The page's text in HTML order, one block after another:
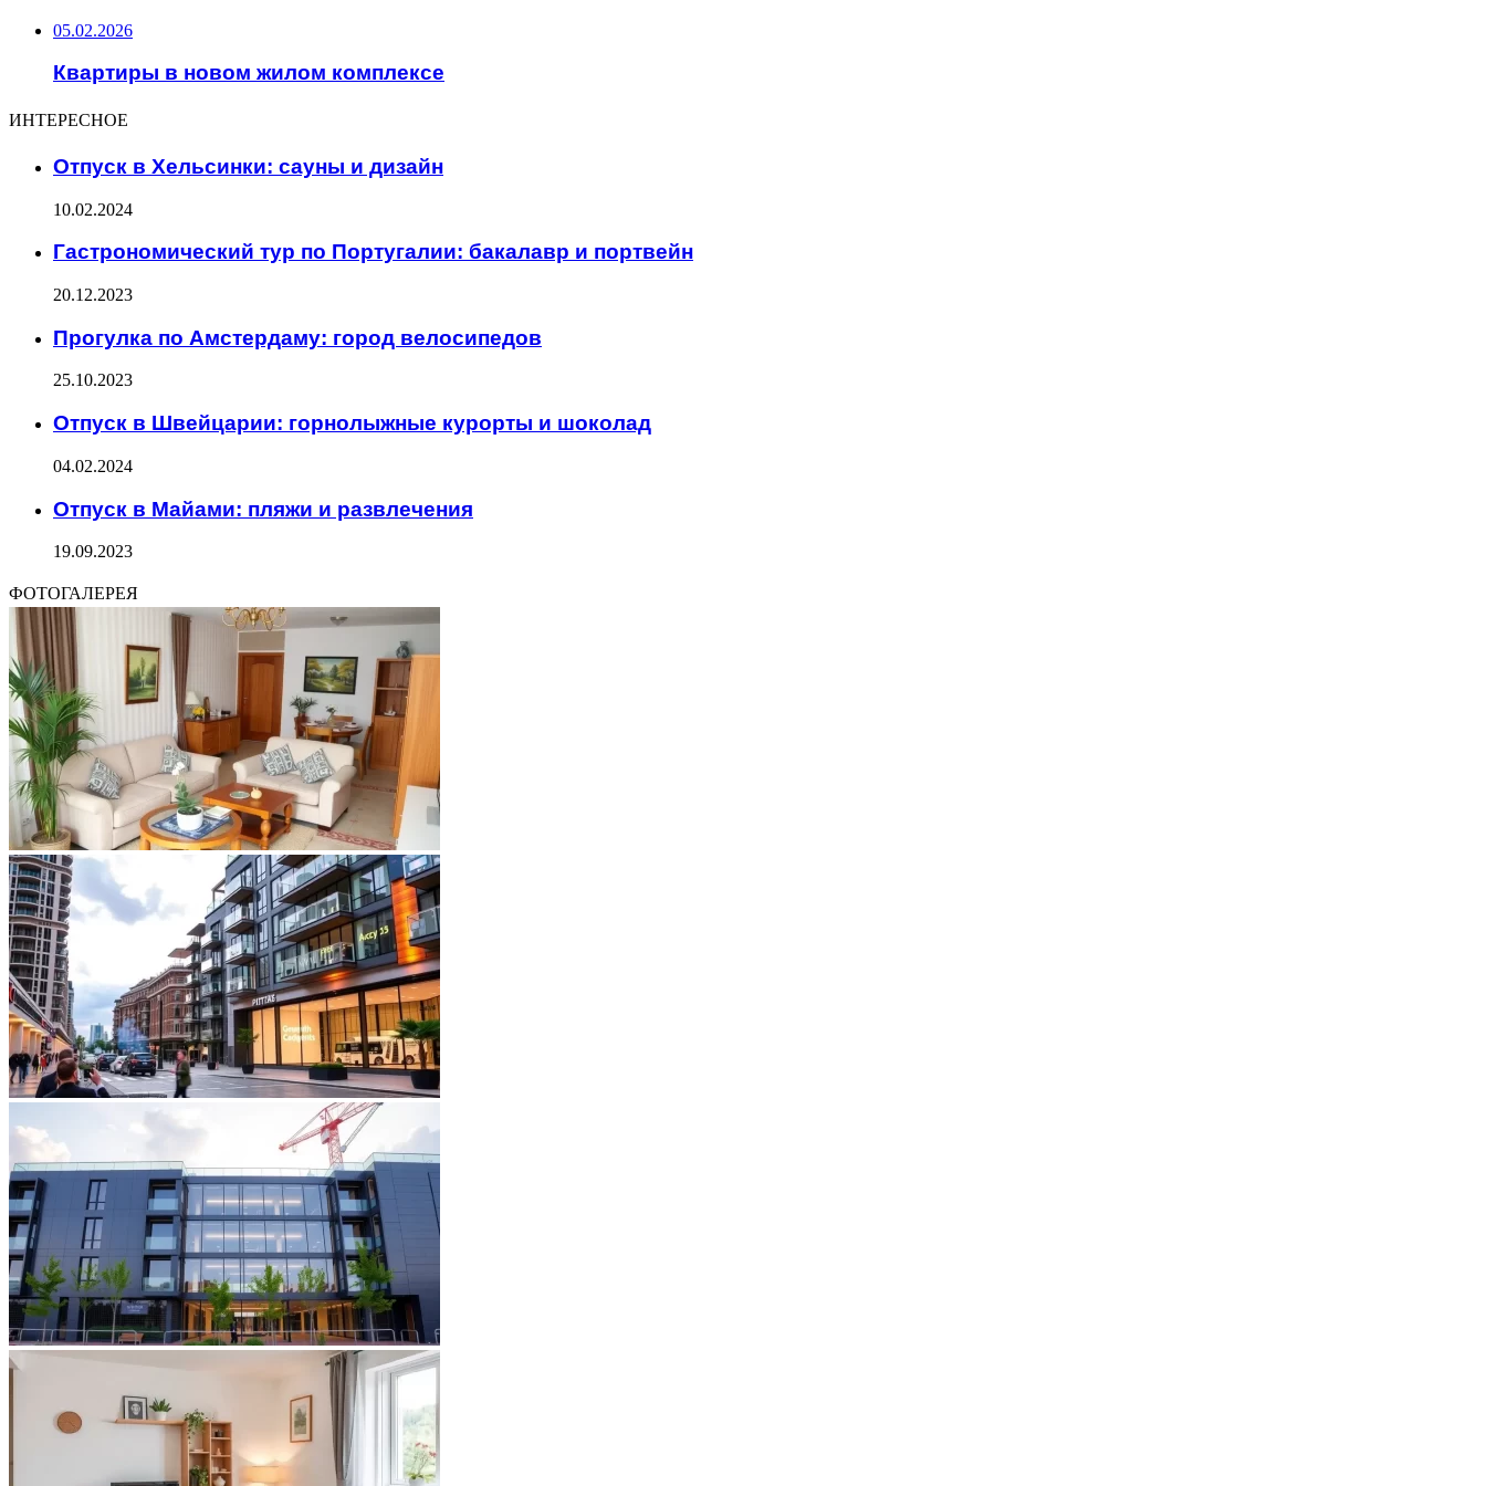
05.02.2026
Квартиры в новом жилом комплексе
ИНТЕРЕСНОЕ
Отпуск в Хельсинки: сауны и дизайн
10.02.2024
Гастрономический тур по Португалии: бакалавр и портвейн
20.12.2023
Прогулка по Амстердаму: город велосипедов
25.10.2023
Отпуск в Швейцарии: горнолыжные курорты и шоколад
04.02.2024
Отпуск в Майами: пляжи и развлечения
19.09.2023
ФОТОГАЛЕРЕЯ